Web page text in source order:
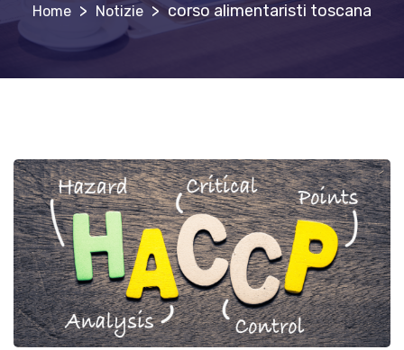
> Notizie > corso alimentaristi toscana